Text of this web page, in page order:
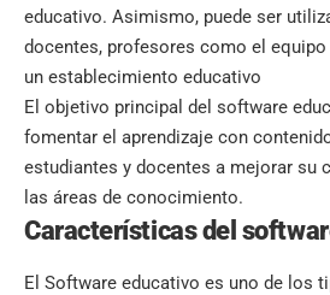
educativo. Asimismo, puede ser
docentes, profesores como el
un establecimiento educativo
El objetivo principal del software
fomentar el aprendizaje con
estudiantes y docentes a mejorar su
las áreas de conocimiento.
Características del
El Software educativo es uno de los